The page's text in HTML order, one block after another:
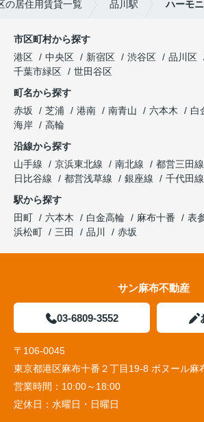
の居住用賃貸一覧 品川駅 ハーモ
市区町村から探す
港区
中央区 新宿区 渋谷区 品川区
千葉市緑区
世田谷区
町名から探す
赤坂
芝浦 港南 南青山 六本木 白
海岸
高輪
沿線から探す
山手線
京浜東北線 南北線 都営三田線
日比谷線
都営浅草線 銀座線 千代田線
駅から探す
田町
六本木 白金高輪 麻布十番 表
浜松町
三田 品川 赤坂
サン麻布不動産
03-6809-3552
〒106-0045
東京都港区麻布十番２丁目19-8 ボヌール麻
営業時間： 10:00～18:00
定休日： 水曜日・日曜日